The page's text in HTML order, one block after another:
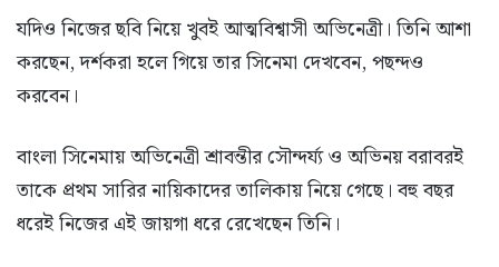
যদিও নিজের ছবি নিয়ে খুবই আত্মবিশ্বাসী অভিনেত্রী। তিনি আশা
করছেন, দর্শকরা হলে গিয়ে তার সিনেমা দেখবেন, পছন্দও
করবেন।
বাংলা সিনেমায় অভিনেত্রী শ্রাবন্তীর সৌন্দর্য্য ও অভিনয় বরাবরই
তাকে প্রথম সারির নায়িকাদের তালিকায় নিয়ে গেছে। বহু বছর
ধরেই নিজের এই জায়গা ধরে রেখেছেন তিনি।